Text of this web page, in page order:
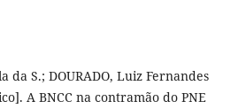
da S.; DOURADO, Luiz Fernandes
A BNCC na contramão do PNE